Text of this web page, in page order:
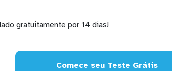
gratuitamente por 14 dias!
Comece seu Teste Grátis